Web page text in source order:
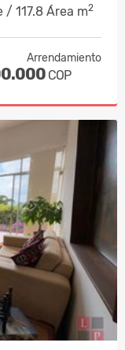
117.8 Área m2
Arrendamiento
COP